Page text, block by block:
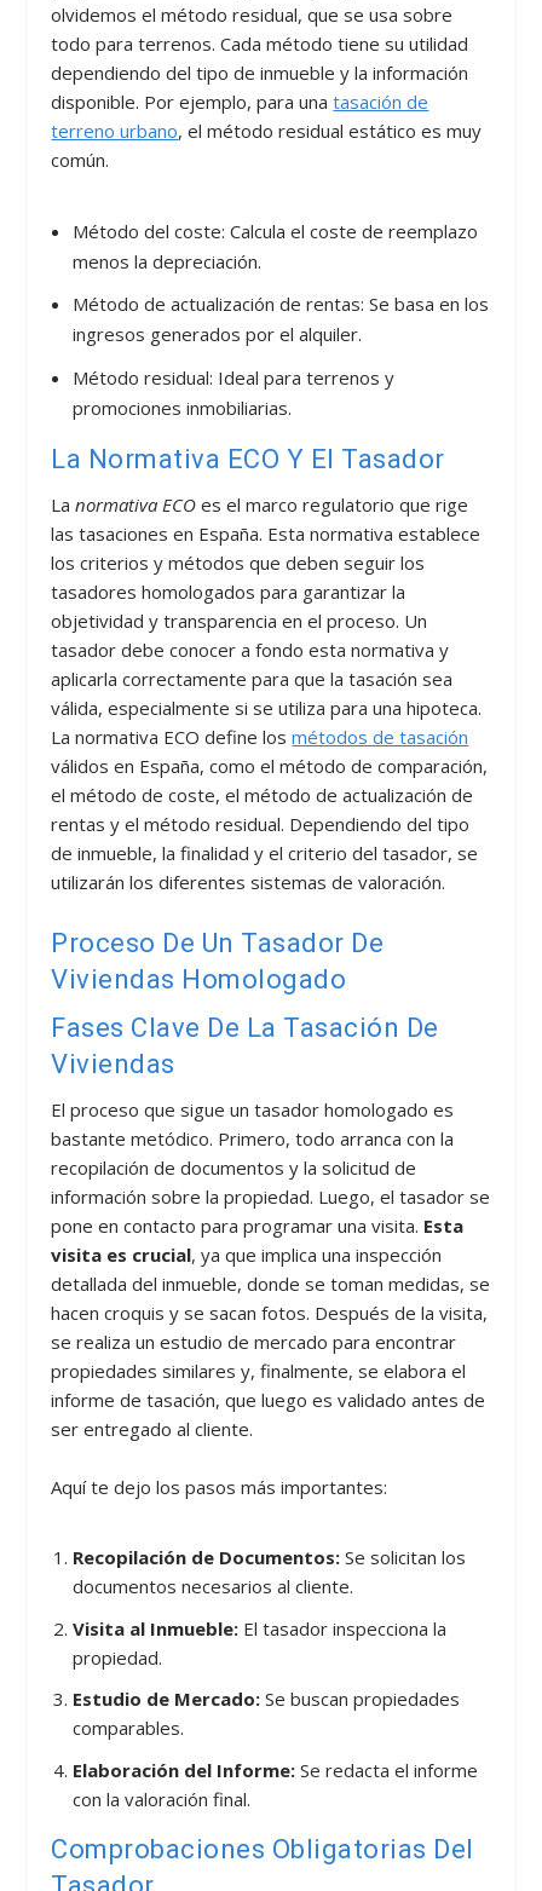
olvidemos el método residual, que se usa sobre
todo para terrenos. Cada método tiene su utilidad
dependiendo del tipo de inmueble y la información
disponible. Por ejemplo, para unatasación de
terreno urbano, el método residual estático es muy
común.
Método del coste: Calcula el coste de reemplazo
menos la depreciación.
Método de actualización de rentas: Se basa en los
ingresos generados por el alquiler.
Método residual: Ideal para terrenos y
promociones inmobiliarias.
La Normativa ECO Y El Tasador
Lanormativa ECO es el marco regulatorio que rige
las tasaciones en España. Esta normativa establece
los criterios y métodos que deben seguir los
tasadores homologados para garantizar la
objetividad y transparencia en el proceso. Un
tasador debe conocer a fondo esta normativa y
aplicarla correctamente para que la tasación sea
válida, especialmente si se utiliza para una hipoteca.
La normativa ECO define losmétodos de tasación
válidos en España, como el método de comparación,
el método de coste, el método de actualización de
rentas y el método residual. Dependiendo del tipo
de inmueble, la finalidad y el criterio del tasador, se
utilizarán los diferentes sistemas de valoración.
Proceso De Un Tasador De
Viviendas Homologado
Fases Clave De La Tasación De
Viviendas
El proceso que sigue un tasador homologado es
bastante metódico. Primero, todo arranca con la
recopilación de documentos y la solicitud de
información sobre la propiedad. Luego, el tasador se
pone en contacto para programar una visita. Esta
visita es crucial, ya que implica una inspección
detallada del inmueble, donde se toman medidas, se
hacen croquis y se sacan fotos. Después de la visita,
se realiza un estudio de mercado para encontrar
propiedades similares y, finalmente, se elabora el
informe de tasación, que luego es validado antes de
ser entregado al cliente.
Aquí te dejo los pasos más importantes:
Recopilación de Documentos:Se solicitan los
documentos necesarios al cliente.
Visita al Inmueble:El tasador inspecciona la
propiedad.
Estudio de Mercado:Se buscan propiedades
comparables.
Elaboración del Informe:Se redacta el informe
con la valoración final.
Comprobaciones Obligatorias Del